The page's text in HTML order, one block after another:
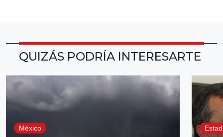
QUIZÁS PODRÍA INTERESARTE
México